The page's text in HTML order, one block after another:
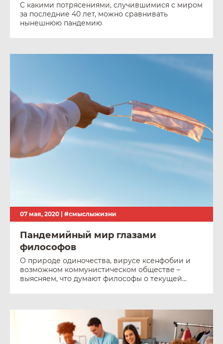
С какими потрясениями, случившимися с миром
за последние 40 лет, можно сравнивать
нынешнюю пандемию
07 мая, 2020 | #смыслыжизни
Пандемийный мир глазами
философов
О природе одиночества, вирусе ксенфобии и
возможном коммунистическом обществе –
выясняем, что думают философы о текущей